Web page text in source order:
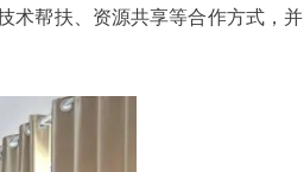
术帮扶、资源共享等合作方式，并